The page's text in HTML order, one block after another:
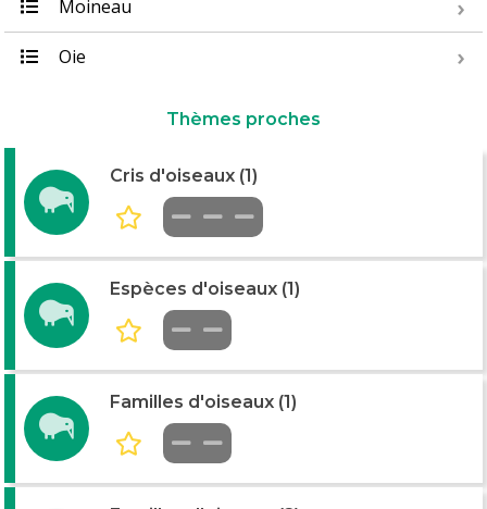
Moineau
Oie
Thèmes proches
Cris d'oiseaux (1)
Espèces d'oiseaux (1)
Familles d'oiseaux (1)